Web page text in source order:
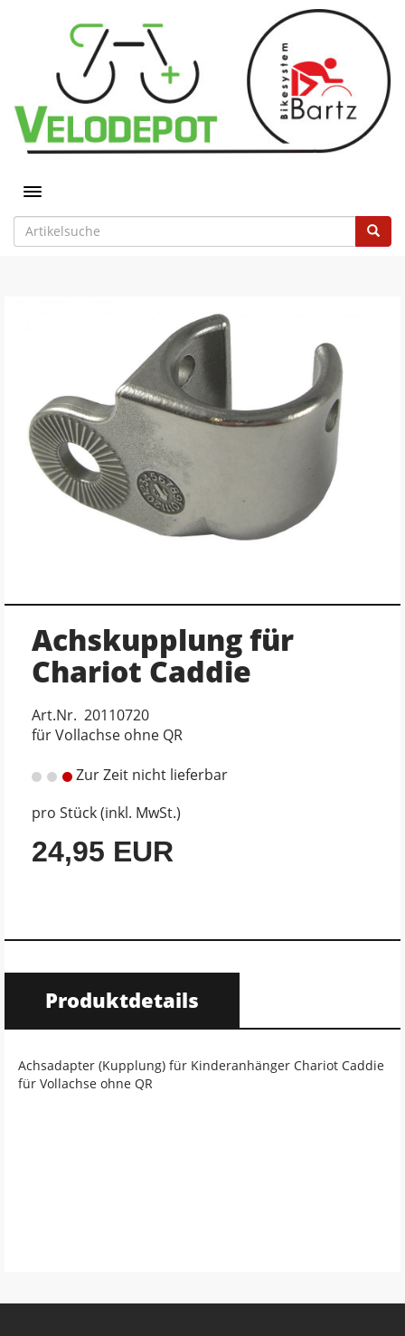
Toggle navigation
Achskupplung für
Chariot Caddie
Art.Nr. 20110720
für Vollachse ohne QR
Zur Zeit nicht lieferbar
pro Stück (inkl. MwSt.)
24,95 EUR
Produktdetails
Achsadapter (Kupplung) für Kinderanhänger Chariot Caddie
für Vollachse ohne QR